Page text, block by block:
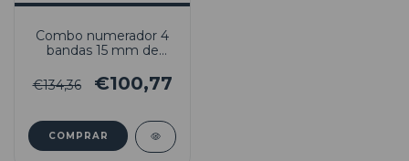
Combo numerador 4
bandas 15 mm de
Tinta indeleble H33
€134,36 €100,77